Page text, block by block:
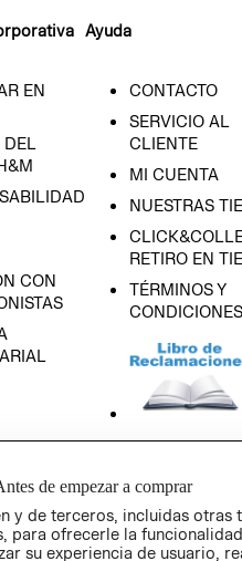
EN
DEL
CON
Ayuda
CONTACTO
SERVICIO AL
CLIENTE
MI CUENTA
NUESTRAS
RETIRO EN
TÉRMINOS Y
CONDICIONES
PRIVACIDAD
GIFT CARD
AVISO DE
de empezar a comprar
y de terceros, incluidas otras
para ofrecerle la
su experiencia de usuario,